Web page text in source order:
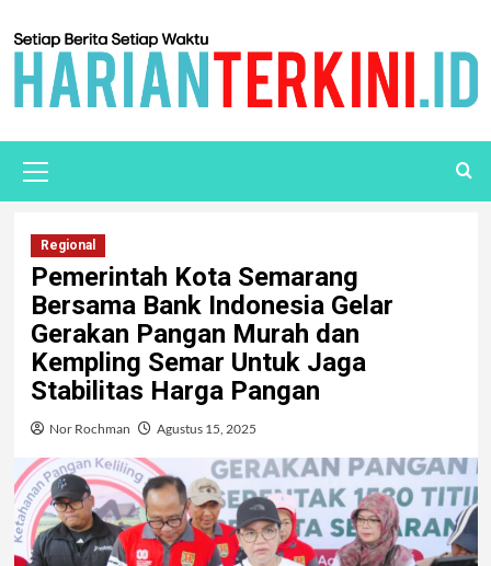
Regional
Pemerintah Kota Semarang
Bersama Bank Indonesia Gelar
Gerakan Pangan Murah dan
Kempling Semar Untuk Jaga
Stabilitas Harga Pangan
Nor Rochman Agustus 15, 2025